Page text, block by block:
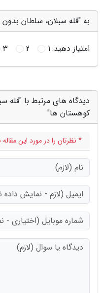
به "قله سبلان، سلطان
امتیاز دهید:1
2
3
دیدگاه های مرتبط با "قله
کوهستان ها"
* نظرتان را در مورد این مقاله